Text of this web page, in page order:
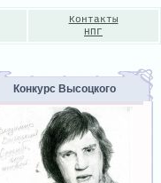
Контакты
НПГ
Конкурс Высоцкого